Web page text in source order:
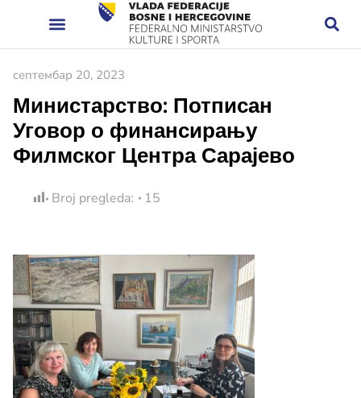
септембар 20, 2023
Министарство: Потписан
Уговор о финансирању
Филмског Центра Сарајево
Broj pregleda: 15